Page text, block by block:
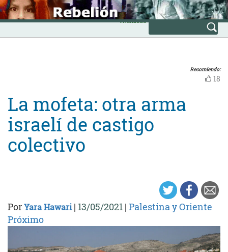
Skip
to
content
INICIO
Avanzada
Recomiendo:
18
La mofeta: otra arma
israelí de castigo
colectivo
PorYara Hawari| 13/05/2021 | Palestina y Oriente
Próximo